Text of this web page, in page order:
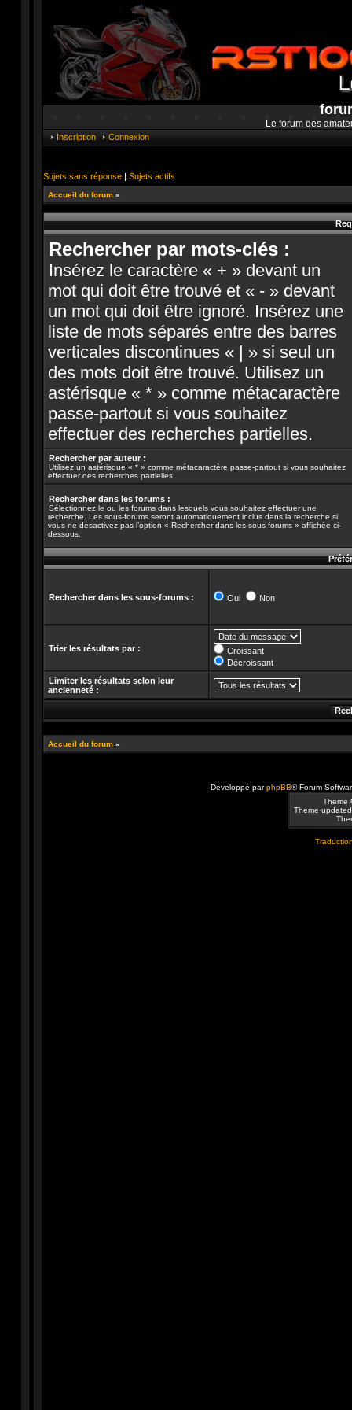
Le forum des
Inscription Connexion
Sujets sans réponse | Sujets actifs
Accueil du forum »
Rechercher par mots-clés :
Insérez le caractère « + » devant un
mot qui doit être trouvé et « - » devant
un mot qui doit être ignoré. Insérez une
liste de mots séparés entre des barres
verticales discontinues « | » si seul un
des mots doit être trouvé. Utilisez un
astérisque « * » comme métacaractère
passe-partout si vous souhaitez
effectuer des recherches partielles.
Rechercher par auteur :
Utilisez un astérisque « * » comme métacaractère passe-partout si vous souhaitez
effectuer des recherches partielles.
Rechercher dans les forums :
Sélectionnez le ou les forums dans lesquels vous souhaitez effectuer une
recherche. Les sous-forums seront automatiquement inclus dans la recherche si
vous ne désactivez pas l’option « Rechercher dans les sous-forums » affichée ci-
dessous.
Rechercher dans les sous-forums : Oui Non
Trier les résultats par :
Croissant
Décroissant
Limiter les résultats selon leur
ancienneté :
Accueil du forum »
Développé parphpBB® Forum
Theme
Theme